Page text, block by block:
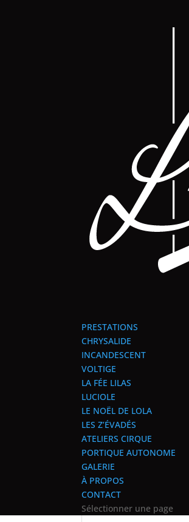
PRESTATIONS
CHRYSALIDE
INCANDESCENT
VOLTIGE
LA FÉE LILAS
LUCIOLE
LE NOËL DE LOLA
LES Z’ÉVADÉS
ATELIERS CIRQUE
PORTIQUE AUTONOME
GALERIE
À PROPOS
CONTACT
Sélectionner une page